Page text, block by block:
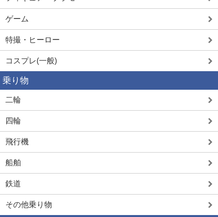
ゲーム
特撮・ヒーロー
コスプレ(一般)
乗り物
二輪
四輪
飛行機
船舶
鉄道
その他乗り物